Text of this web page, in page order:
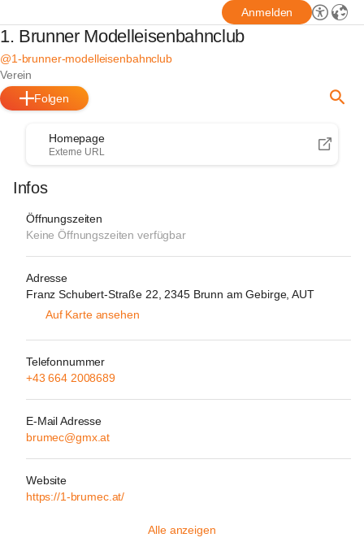
Anmelden
1. Brunner Modelleisenbahnclub
@1-brunner-modelleisenbahnclub
Verein
Folgen
Homepage
Externe URL
Infos
Öffnungszeiten
Keine Öffnungszeiten verfügbar
Adresse
Franz Schubert-Straße 22, 2345 Brunn am Gebirge, AUT
Auf Karte ansehen
Telefonnummer
+43 664 2008689
E-Mail Adresse
brumec@gmx.at
Website
https://1-brumec.at/
Alle anzeigen